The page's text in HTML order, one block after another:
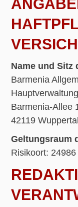
Name und Sitz
Barmenia
Hauptverwaltung
Barmenia-Allee
42119 Wuppertal
Geltungsraum
Risikoort: